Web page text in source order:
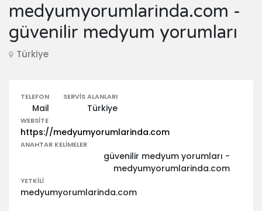
medyumyorumlarinda.com -
güvenilir medyum yorumları
Türkiye
TELEFON
Mail
SERVIS ALANLARI
Türkiye
WEBSITE
https://medyumyorumlarinda.com
ANAHTAR KELIMELER
güvenilir medyum yorumları -
medyumyorumlarinda.com
YETKILI
medyumyorumlarinda.com